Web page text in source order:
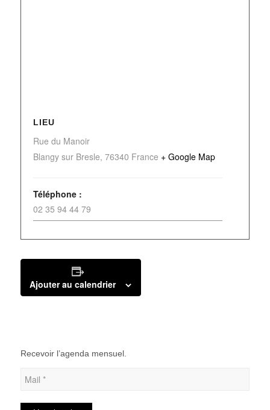
LIEU
Rue du Manoir
Blangy sur Bresle, 76340 France + Google Map
Téléphone :
02 35 94 44 79
Ajouter au calendrier
Recevoir l’agenda mensuel.